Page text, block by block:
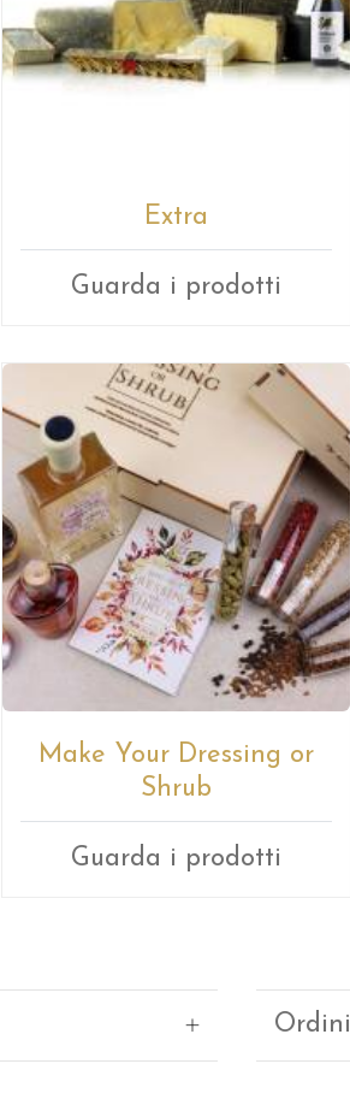
Extra
Guarda i prodotti
Make Your Dressing or
Shrub
Guarda i prodotti
Ordini